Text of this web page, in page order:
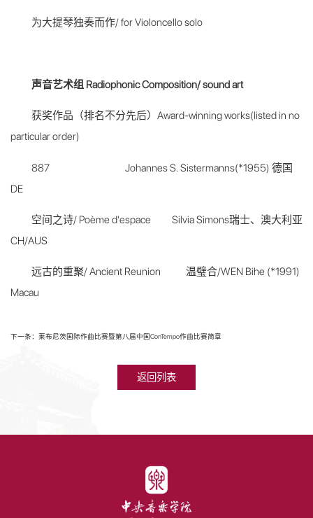
为大提琴独奏而作/ for Violoncello solo
声音艺术组 Radiophonic Composition/ sound art
获奖作品（排名不分先后）Award-winning works(listed in no
particular order)
887 Johannes S. Sistermanns(*1955) 德国
DE
空间之诗/ Poème d'espace Silvia Simons瑞士、澳大利亚
CH/AUS
远古的重聚/ Ancient Reunion 温璧合/WEN Bihe (*1991)
Macau
下一条：莱布尼茨国际作曲比赛暨第八届中国ConTempo作曲比赛简章
返回列表